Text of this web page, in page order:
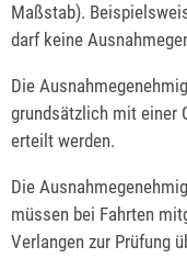
Maßstab).
darf keine
Die
grundsätzlich mit einer
erteilt werden.
Die
müssen bei Fahrten
Verlangen zur Prüfung